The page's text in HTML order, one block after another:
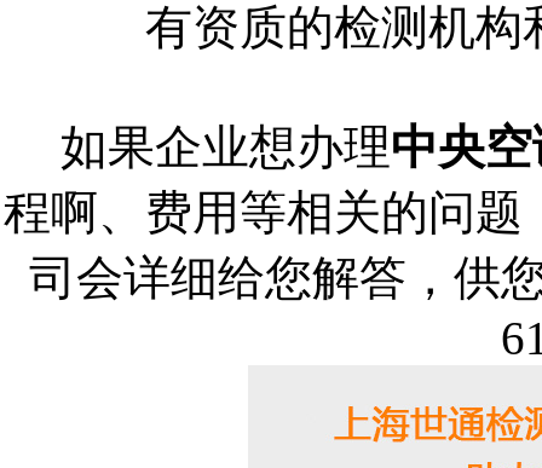
有资质的检测机构
如果企业想办理中央
程啊、费用等相关的问
司会详细给您解答，供